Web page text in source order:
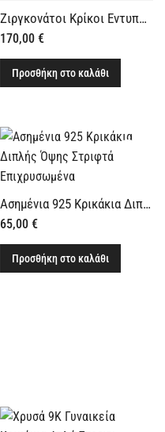
Ζιργκονάτοι Κρίκοι Εντυπωσιακοί από Ασήμι 925 Επιχρυσωμένο
170,00 €
Προσθήκη στο καλάθι
Ασημένια 925 Κρικάκια Διπλής Όψης Στριφτά Επιχρυσωμένα
65,00 €
Προσθήκη στο καλάθι